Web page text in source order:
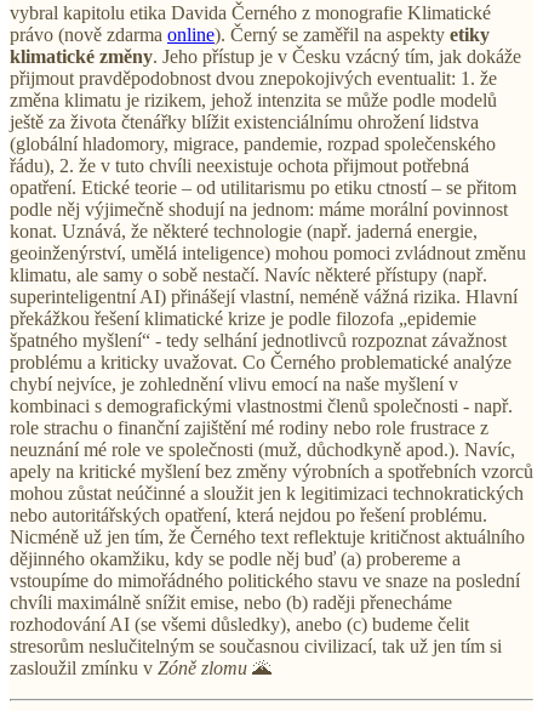
vybral kapitolu etika Davida Černého z monografie Klimatické
právo (nově zdarma online). Černý se zaměřil na aspekty etiky
klimatické změny. Jeho přístup je v Česku vzácný tím, jak dokáže
přijmout pravděpodobnost dvou znepokojivých eventualit: 1. že
změna klimatu je rizikem, jehož intenzita se může podle modelů
ještě za života čtenářky blížit existenciálnímu ohrožení lidstva
(globální hladomory, migrace, pandemie, rozpad společenského
řádu), 2. že v tuto chvíli neexistuje ochota přijmout potřebná
opatření. Etické teorie – od utilitarismu po etiku ctností – se přitom
podle něj výjimečně shodují na jednom: máme morální povinnost
konat. Uznává, že některé technologie (např. jaderná energie,
geoinženýrství, umělá inteligence) mohou pomoci zvládnout změnu
klimatu, ale samy o sobě nestačí. Navíc některé přístupy (např.
superinteligentní AI) přinášejí vlastní, neméně vážná rizika. Hlavní
překážkou řešení klimatické krize je podle filozofa „epidemie
špatného myšlení“ - tedy selhání jednotlivců rozpoznat závažnost
problému a kriticky uvažovat. Co Černého problematické analýze
chybí nejvíce, je zohlednění vlivu emocí na naše myšlení v
kombinaci s demografickými vlastnostmi členů společnosti - např.
role strachu o finanční zajištění mé rodiny nebo role frustrace z
neuznání mé role ve společnosti (muž, důchodkyně apod.). Navíc,
apely na kritické myšlení bez změny výrobních a spotřebních vzorců
mohou zůstat neúčinné a sloužit jen k legitimizaci technokratických
nebo autoritářských opatření, která nejdou po řešení problému.
Nicméně už jen tím, že Černého text reflektuje kritičnost aktuálního
dějinného okamžiku, kdy se podle něj buď (a) probereme a
vstoupíme do mimořádného politického stavu ve snaze na poslední
chvíli maximálně snížit emise, nebo (b) raději přenecháme
rozhodování AI (se všemi důsledky), anebo (c) budeme čelit
stresorům neslučitelným se současnou civilizací, tak už jen tím si
zasloužil zmínku v Zóně zlomu 🌋